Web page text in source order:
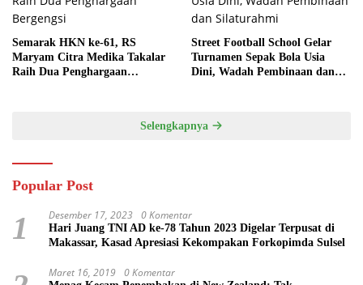
Semarak HKN ke-61, RS
Maryam Citra Medika Takalar
Raih Dua Penghargaan
Street Football School Gelar
Turnamen Sepak Bola Usia
Dini, Wadah Pembinaan dan
Selengkapnya
Popular Post
1 Desember 17, 2023 0 Komentar
Hari Juang TNI AD ke-78 Tahun 2023 Digelar Terpusat di
Makassar, Kasad Apresiasi Kekompakan Forkopimda Sulsel
Maret 16, 2019 0 Komentar